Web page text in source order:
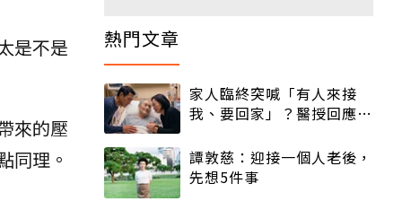
是不是
來的壓
同理。
熱門文章
家人臨終突喊「有人來接
我、要回家」？醫授回應方
譚敦慈：迎接一個人老後，
先想5件事